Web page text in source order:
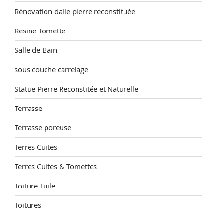
Rénovation dalle pierre reconstituée
Resine Tomette
Salle de Bain
sous couche carrelage
Statue Pierre Reconstitée et Naturelle
Terrasse
Terrasse poreuse
Terres Cuites
Terres Cuites & Tomettes
Toiture Tuile
Toitures